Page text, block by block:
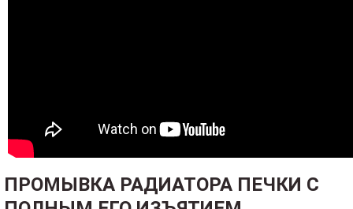
ПРОМЫВКА РАДИАТОРА ПЕЧКИ С